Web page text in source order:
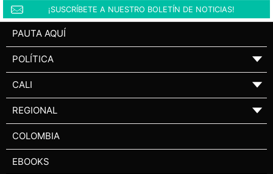
¡SUSCRÍBETE A NUESTRO BOLETÍN DE NOTICIAS!
PAUTA AQUÍ
POLÍTICA ▼
CALI ▼
REGIONAL ▼
COLOMBIA
EBOOKS